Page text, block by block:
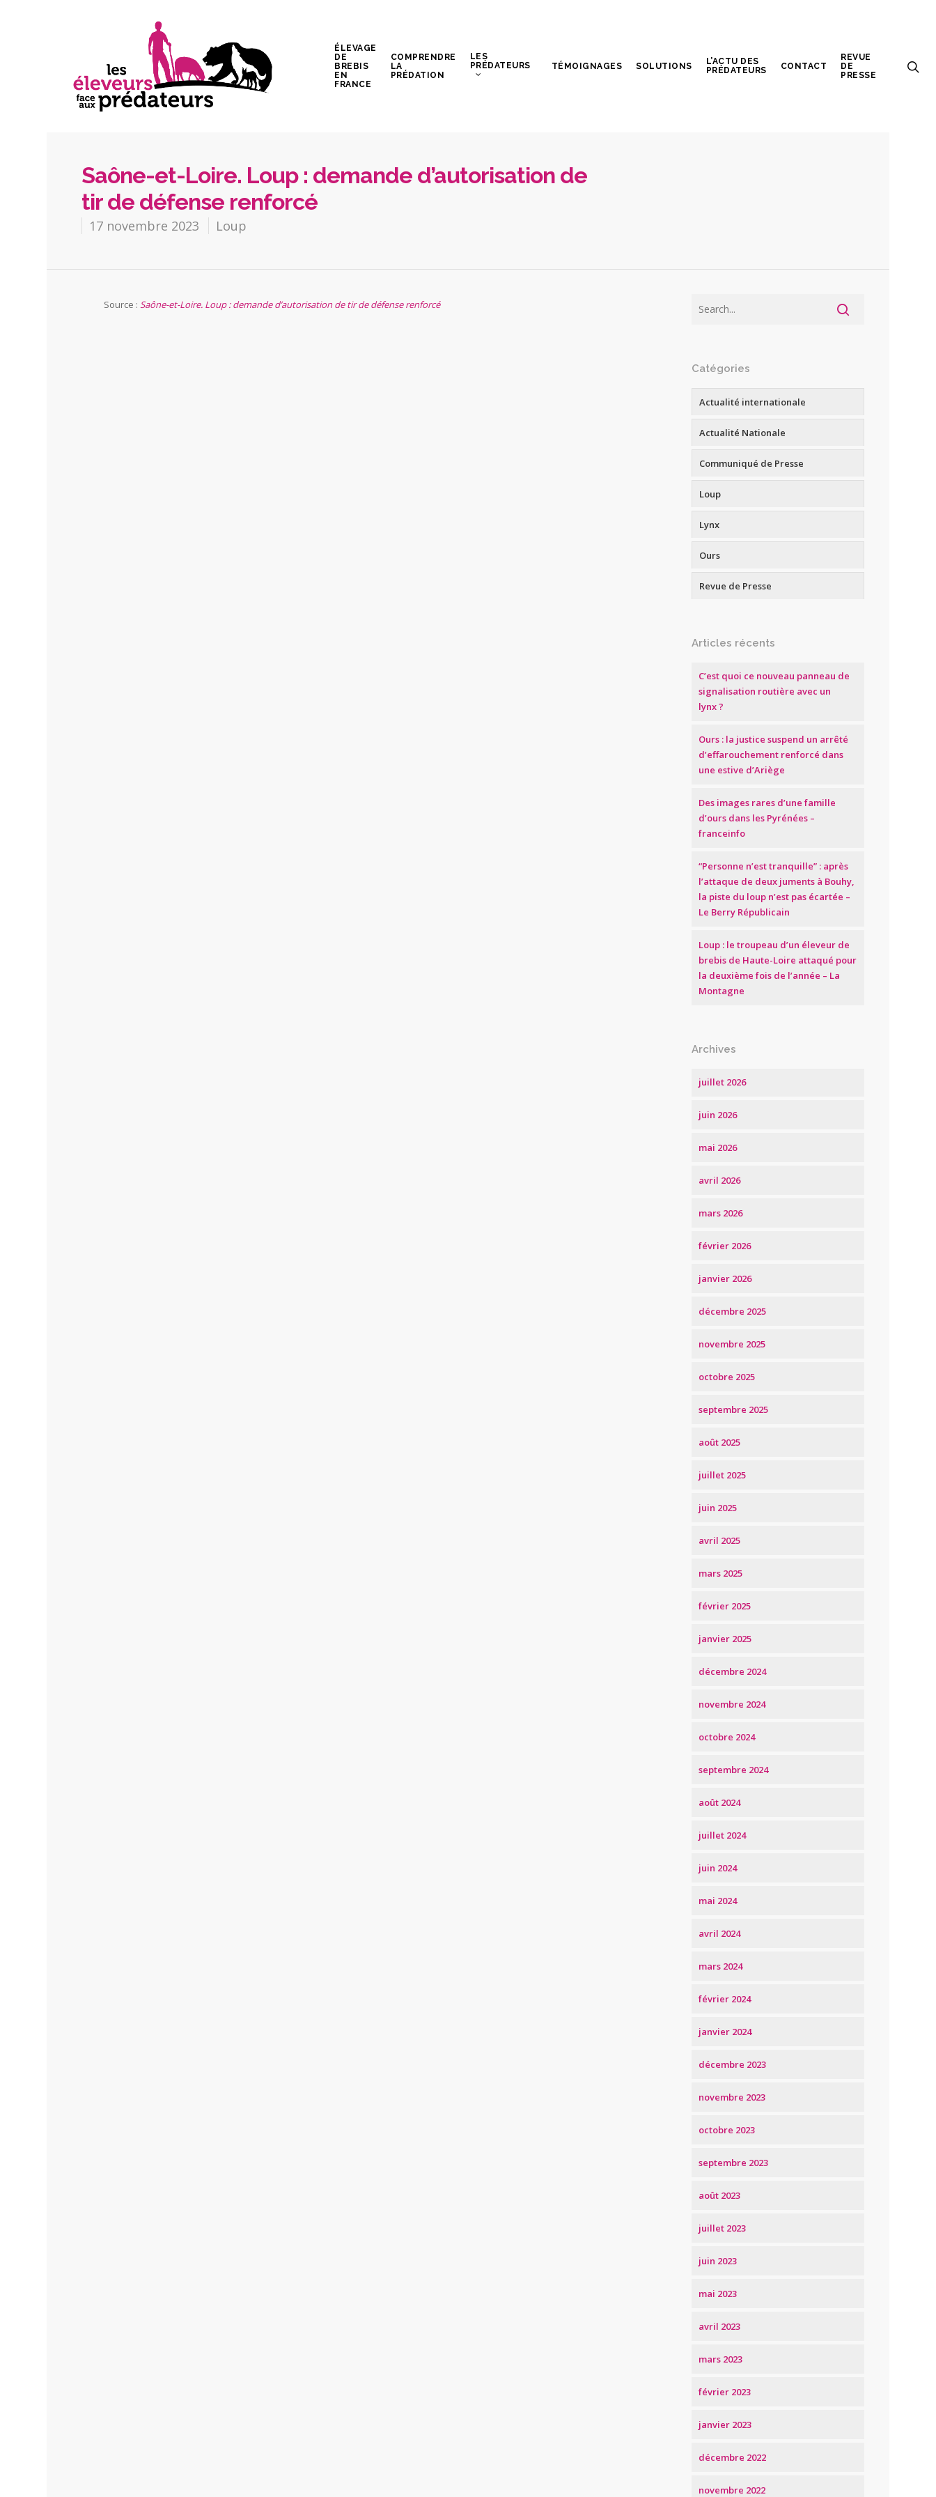
ÉLEVAGE
DE
BREBIS
EN
FRANCE
COMPRENDRE
LA
PRÉDATION
LES
PRÉDATEURS
TÉMOIGNAGES SOLUTIONS
L’ACTU DES
PRÉDATEURS
CONTACT
REVUE
DE
PRESSE
Saône-et-Loire. Loup : demande d’autorisation de
tir de défense renforcé
17 novembre 2023 Loup
Source : Saône-et-Loire. Loup : demande d’autorisation de tir de défense renforcé
Catégories
Actualité internationale
Actualité Nationale
Communiqué de Presse
Loup
Lynx
Ours
Revue de Presse
Articles récents
C’est quoi ce nouveau panneau de
signalisation routière avec un
lynx ?
Ours : la justice suspend un arrêté
d’effarouchement renforcé dans
une estive d’Ariège
Des images rares d’une famille
d’ours dans les Pyrénées –
franceinfo
“Personne n’est tranquille” : après
l’attaque de deux juments à Bouhy,
la piste du loup n’est pas écartée –
Le Berry Républicain
Loup : le troupeau d’un éleveur de
brebis de Haute-Loire attaqué pour
la deuxième fois de l’année – La
Montagne
Archives
juillet 2026
juin 2026
mai 2026
avril 2026
mars 2026
février 2026
janvier 2026
décembre 2025
novembre 2025
octobre 2025
septembre 2025
août 2025
juillet 2025
juin 2025
avril 2025
mars 2025
février 2025
janvier 2025
décembre 2024
novembre 2024
octobre 2024
septembre 2024
août 2024
juillet 2024
juin 2024
mai 2024
avril 2024
mars 2024
février 2024
janvier 2024
décembre 2023
novembre 2023
octobre 2023
septembre 2023
août 2023
juillet 2023
juin 2023
mai 2023
avril 2023
mars 2023
février 2023
janvier 2023
décembre 2022
novembre 2022